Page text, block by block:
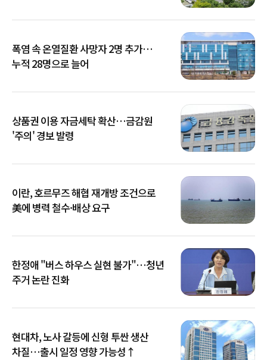
폭염 속 온열질환 사망자 2명 추가…
누적 28명으로 늘어
상품권 이용 자금세탁 확산…금감원
'주의' 경보 발령
이란, 호르무즈 해협 재개방 조건으로
美에 병력 철수·배상 요구
한정애 "버스 하우스 실현 불가"…청년
주거 논란 진화
현대차, 노사 갈등에 신형 투싼 생산
차질…출시 일정 영향 가능성↑